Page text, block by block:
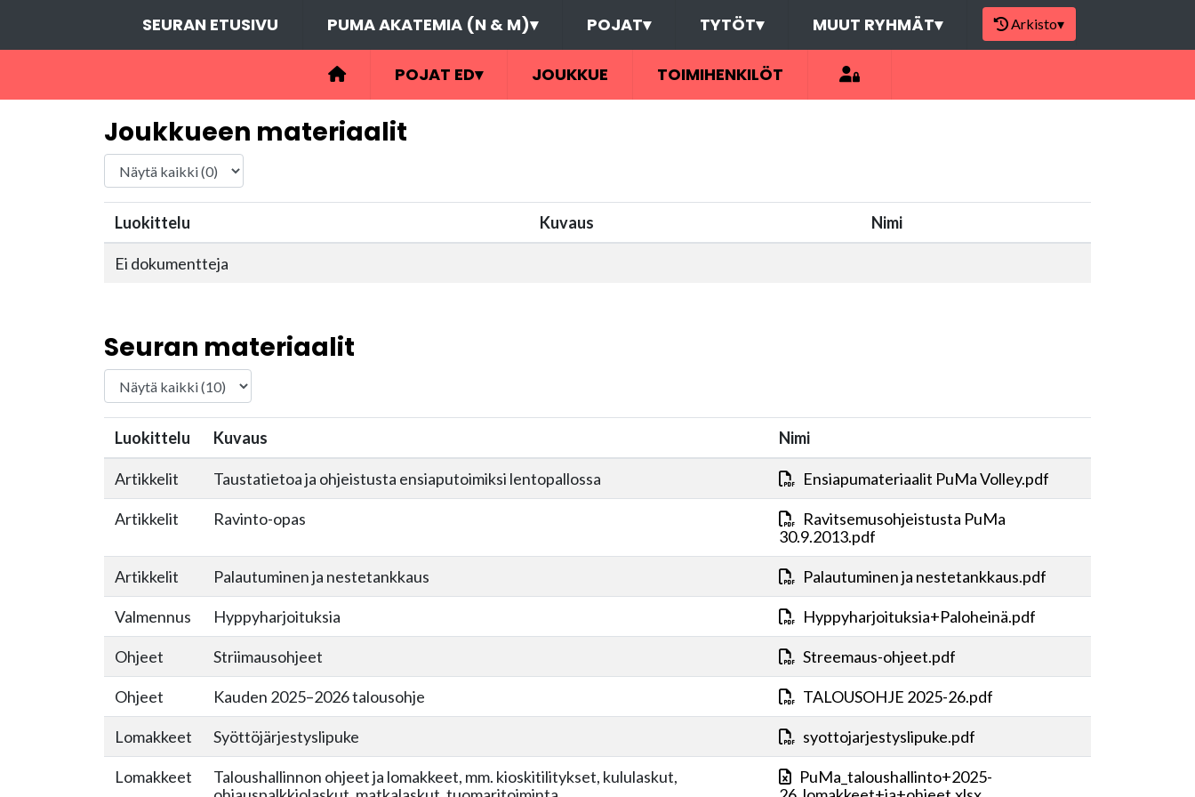
SEURAN ETUSIVU PUMA AKATEMIA (N & M)▾ POJAT▾ TYTÖT▾ MUUT RYHMÄT▾ Arkisto▾
POJAT ED▾ JOUKKUE TOIMIHENKILÖT
Joukkueen materiaalit
Luokittelu Kuvaus Nimi
Ei dokumentteja
Seuran materiaalit
Luokittelu Kuvaus Nimi
Artikkelit Taustatietoa ja ohjeistusta ensiaputoimiksi lentopallossa Ensiapumateriaalit PuMa Volley.pdf
Artikkelit Ravinto-opas
Ravitsemusohjeistusta PuMa
30.9.2013.pdf
Artikkelit Palautuminen ja nestetankkaus Palautuminen ja nestetankkaus.pdf
Valmennus Hyppyharjoituksia Hyppyharjoituksia+Paloheinä.pdf
Ohjeet Striimausohjeet Streemaus-ohjeet.pdf
Ohjeet Kauden 2025–2026 talousohje TALOUSOHJE 2025-26.pdf
Lomakkeet Syöttöjärjestyslipuke syottojarjestyslipuke.pdf
Lomakkeet
Taloushallinnon ohjeet ja lomakkeet, mm. kioskitilitykset, kululaskut,
PuMa_taloushallinto+2025-